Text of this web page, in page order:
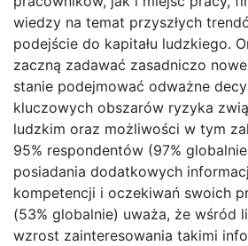
wiedzy na temat przyszłych
podejście do kapitału ludzkiego.
zaczną zadawać zasadniczo
stanie podejmować odważne
kluczowych obszarów ryzyka
ludzkim oraz możliwości w tym
95% respondentów (97%
posiadania dodatkowych
kompetencji i oczekiwań swoich
(53% globalnie) uważa, że wśród
wzrost zainteresowania takimi